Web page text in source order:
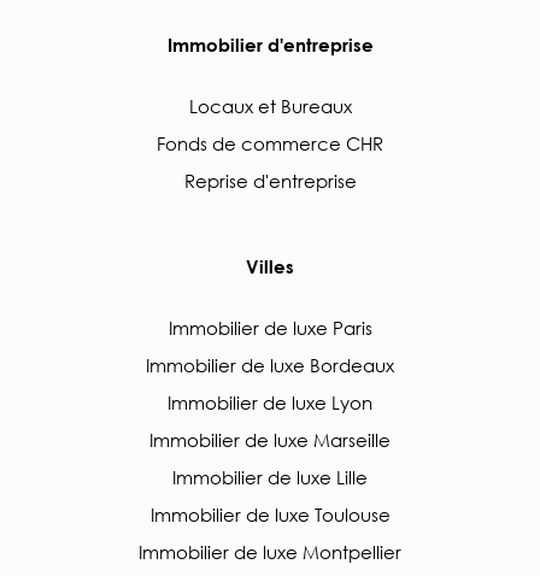
Immobilier d'entreprise
Locaux et Bureaux
Fonds de commerce CHR
Reprise d'entreprise
Villes
Immobilier de luxe Paris
Immobilier de luxe Bordeaux
Immobilier de luxe Lyon
Immobilier de luxe Marseille
Immobilier de luxe Lille
Immobilier de luxe Toulouse
Immobilier de luxe Montpellier